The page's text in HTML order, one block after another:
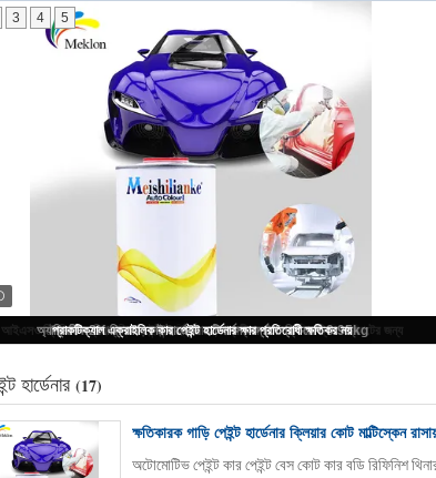
ক্ষতিকারক গাড়ি পেইন্ট হার্ডেনার ক্লিয়ার কোট মাল্টিস্কেন রাসায়নিক প্রতিরোধী
3 4 5
হার্ডেনার (17)
ক্ষতিকারক গাড়ি পেইন্ট হার্ডেনার ক্লিয়ার কোট মাল্টিস্কেন
অটোমোটিভ পেইন্ট কার পেইন্ট বেস কোট কার বডি রিফিনিশ